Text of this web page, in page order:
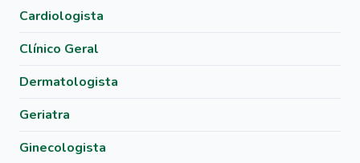
Cardiologista
Clínico Geral
Dermatologista
Geriatra
Ginecologista